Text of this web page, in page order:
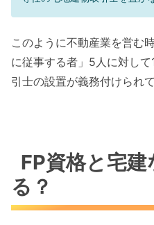
このように不動産業を営む
に従事する者」5人に対し
引士の設置が義務付けられて
FP資格と宅
る？